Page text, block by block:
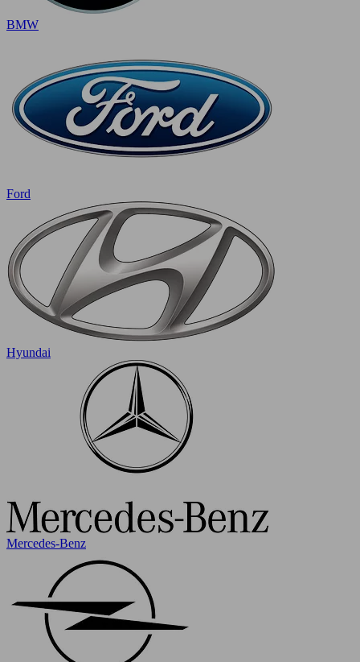
BMW
Ford
Hyundai
Mercedes-Benz